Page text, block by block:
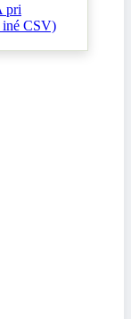
pri
iné CSV)